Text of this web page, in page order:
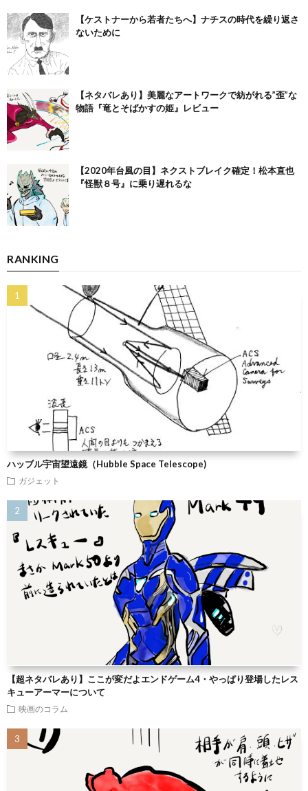
【ケストナーから若者たちへ】ナチスの時代を繰り返さ
ないために
【ネタバレあり】美麗なアートワークで紡がれる”歪”な
物語『竜とそばかすの姫』レビュー
【2020年台風の目】ネクストブレイク確定！松本直也
『怪獣８号』に乗り遅れるな
RANKING
ハッブル宇宙望遠鏡（Hubble Space Telescope)
ガジェット
【超ネタバレあり】ここが変だよエンドゲーム4・やっぱり登場したレス
キューアーマーについて
映画のコラム